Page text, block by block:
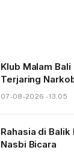
Klub Malam
Terjaring
07-08-2026 - 13.05
Rahasia di Balik
Nasbi Bicara